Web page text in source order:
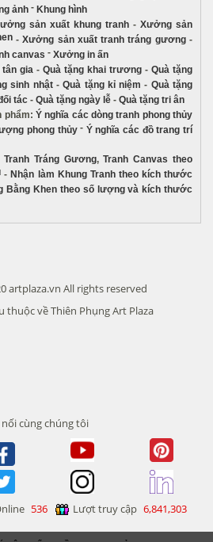
ảnh - Khung hình
sản xuất khung tranh - Xưởng sản
-Xưởng sản xuất tranh tráng gương-
canvas - Xưởng in ấn
tân gia - Quà tặng khai trương - Quà tặng
sinh nhật-Quà tặng kỉ niệm - Quà tặng
tác - Quà tặng ngày lễ - Quà tặng tri ân
phẩm:Ý nghĩa các dòng tranh phong thủy
phong thủy- Ý nghĩa các đồ trang trí
Tranh Tráng Gương,Tranh Canvas theo
-Nhận làm Khung Tranh theo kích thước
Bằng Khen theo số lượng và kích thước
artplaza.vn All rights reserved
thuộc về Thiên Phụng Art Plaza
nối cùng chúng tôi
536 Lượt truy cập 6,841,303